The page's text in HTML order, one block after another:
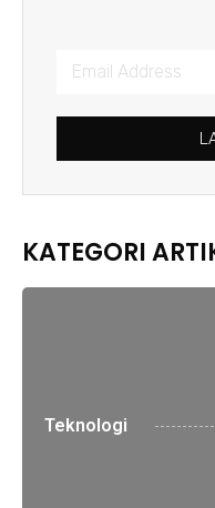
KATEGORI
Teknologi